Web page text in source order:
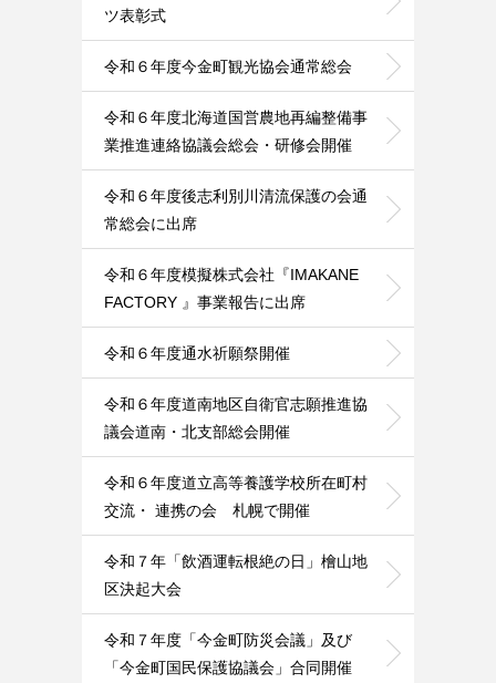
ツ表彰式
令和６年度今金町観光協会通常総会
令和６年度北海道国営農地再編整備事
業推進連絡協議会総会・研修会開催
令和６年度後志利別川清流保護の会通
常総会に出席
令和６年度模擬株式会社『IMAKANE
FACTORY 』事業報告に出席
令和６年度通水祈願祭開催
令和６年度道南地区自衛官志願推進協
議会道南・北支部総会開催
令和６年度道立高等養護学校所在町村
交流・ 連携の会 札幌で開催
令和７年「飲酒運転根絶の日」檜山地
区決起大会
令和７年度「今金町防災会議」及び
「今金町国民保護協議会」合同開催